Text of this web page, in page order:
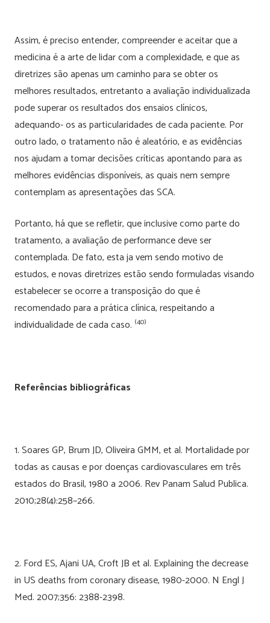
Assim, é preciso entender, compreender e aceitar que a
medicina é a arte de lidar com a complexidade, e que as
diretrizes são apenas um caminho para se obter os
melhores resultados, entretanto a avaliação individualizada
pode superar os resultados dos ensaios clínicos,
adequando- os as particularidades de cada paciente. Por
outro lado, o tratamento não é aleatório, e as evidências
nos ajudam a tomar decisões críticas apontando para as
melhores evidências disponíveis, as quais nem sempre
contemplam as apresentações das SCA.
Portanto, há que se refletir, que inclusive como parte do
tratamento, a avaliação de performance deve ser
contemplada. De fato, esta ja vem sendo motivo de
estudos, e novas diretrizes estão sendo formuladas visando
estabelecer se ocorre a transposição do que é
recomendado para a prática clínica, respeitando a
individualidade de cada caso. (40)
Referências bibliográficas
1. Soares GP, Brum JD, Oliveira GMM, et al. Mortalidade por
todas as causas e por doenças cardiovasculares em três
estados do Brasil, 1980 a 2006. Rev Panam Salud Publica.
2010;28(4):258–266.
2. Ford ES, Ajani UA, Croft JB et al. Explaining the decrease
in US deaths from coronary disease, 1980-2000. N Engl J
Med. 2007;356: 2388-2398.